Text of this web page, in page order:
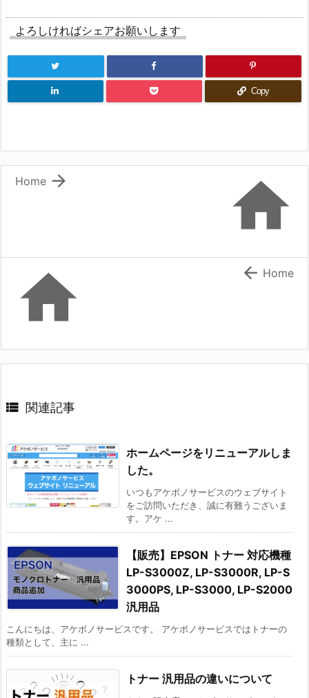
よろしければシェアお願いします
Copy


Home
  Home
 関連記事
ホームページをリニューアルしま
した。
いつもアケボノサービスのウェブサイト
をご訪問いただき、誠に有難うございま
す。アケ ...
【販売】EPSON トナー 対応機種
LP-S3000Z, LP-S3000R, LP-S
3000PS, LP-S3000, LP-S2000
汎用品
こんにちは、アケボノサービスです。 アケボノサービスではトナーの
種類として、主に ...
トナー 汎用品の違いについて